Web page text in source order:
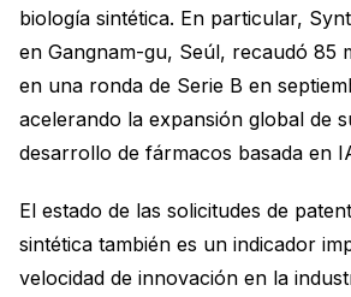
biología sintética. En particular,
en Gangnam-gu, Seúl, recaudó 85
en una ronda de Serie B en
acelerando la expansión global de
desarrollo de fármacos basada en
El estado de las solicitudes de
sintética también es un indicador
velocidad de innovación en la